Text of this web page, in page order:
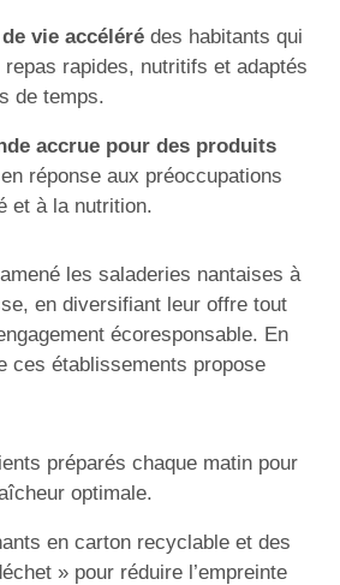
vie accéléré des habitants qui
rapides, nutritifs et adaptés
de temps.
accrue pour des produits
en réponse aux préoccupations
et à la nutrition.
les saladeries nantaises à
en diversifiant leur offre tout
écoresponsable. En
ces établissements propose
préparés chaque matin pour
optimale.
en carton recyclable et des
» pour réduire l’empreinte